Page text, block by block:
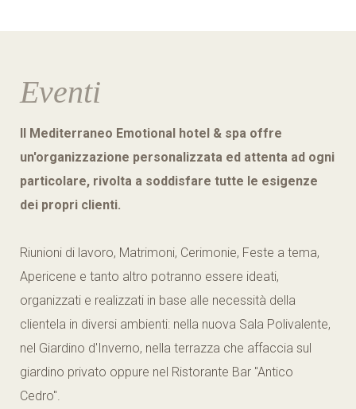
NEWS
INFO & CONTATTI
PRENOTA
Eventi
Il Mediterraneo Emotional hotel & spa offre
un'organizzazione personalizzata ed attenta ad ogni
particolare, rivolta a soddisfare tutte le esigenze
dei propri clienti.
Riunioni di lavoro, Matrimoni, Cerimonie, Feste a tema,
Apericene e tanto altro potranno essere ideati,
organizzati e realizzati in base alle necessità della
clientela in diversi ambienti: nella nuova Sala Polivalente,
nel Giardino d'Inverno, nella terrazza che affaccia sul
giardino privato oppure nel Ristorante Bar "Antico
Cedro".